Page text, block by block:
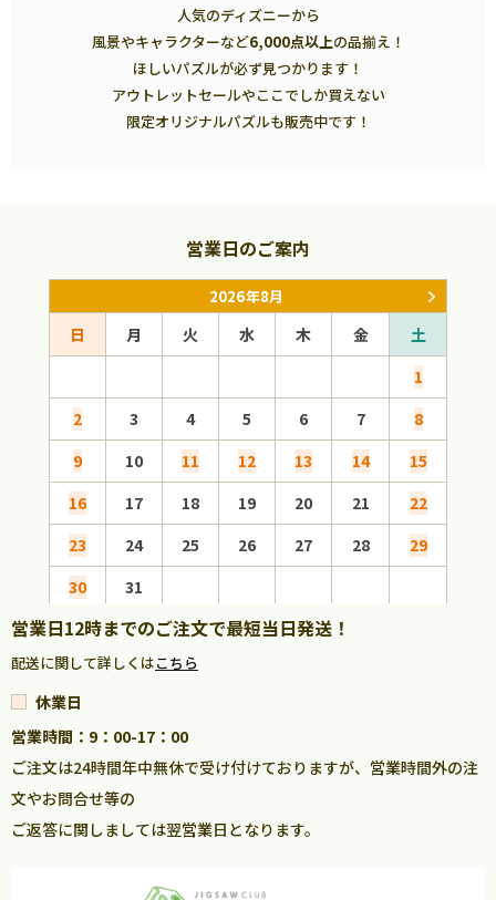
人気のディズニーから
風景やキャラクターなど6,000点以上の品揃え！
ほしいパズルが必ず見つかります！
アウトレットセールやここでしか買えない
限定オリジナルパズルも販売中です！
営業日のご案内
2026年8月
日 月 火 水 木 金
土
1
2
3 4 5 6 7
8
9
10 11 12 13 14
15
16
17 18 19 20 21
22
23
24 25 26 27 28
29
30
31
営業日12時までのご注文で最短当日発送！
配送に関して詳しくはこちら
休業日
営業時間：9：00-17：00
ご注文は24時間年中無休で受け付けておりますが、営業時間外の注
文やお問合せ等の
ご返答に関しましては翌営業日となります。